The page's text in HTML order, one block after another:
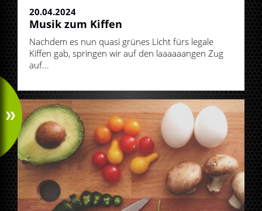
20.04.2024
Musik zum Kiffen
Nachdem es nun quasi grünes Licht fürs legale
Kiffen gab, springen wir auf den laaaaaangen Zug
auf...